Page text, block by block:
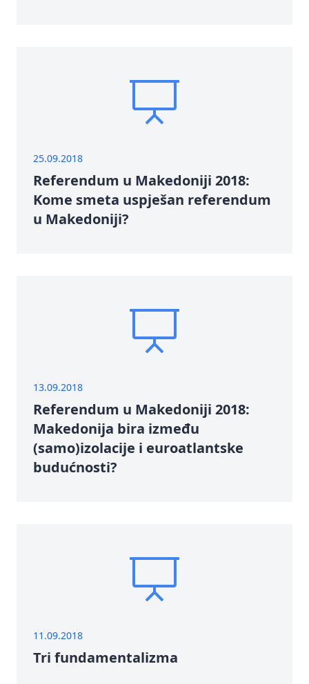
25.09.2018
Referendum u Makedoniji 2018:
Kome smeta uspješan referendum
u Makedoniji?
13.09.2018
Referendum u Makedoniji 2018:
Makedonija bira između
(samo)izolacije i euroatlantske
budućnosti?
11.09.2018
Tri fundamentalizma